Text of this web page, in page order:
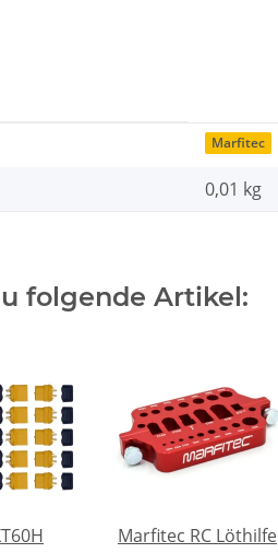
Marfitec
0,01 kg
folgende Artikel:
Marfitec RC Löthilfe